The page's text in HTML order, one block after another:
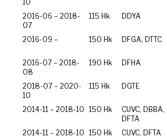
10
2016-06 – 2018-
07
115 Hk DDYA
2016-09 – 150 Hk DFGA, DTTC
2016-07 – 2018-
08
190 Hk DFHA
2018-07 – 2020-
10
115 Hk DGTE
2014-11 – 2018-10 150 Hk
CUVC, DBBA,
DFTA
2014-11 – 2018-10 150 Hk CUVC, DFTA